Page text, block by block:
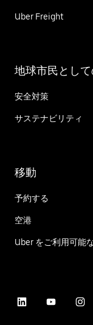
Uber Freight
地球市民とし
安全対策
サステナビリティ
移動
予約する
空港
Uber をご利用可能